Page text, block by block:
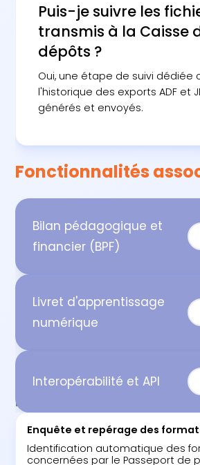
ETAPES
Enquête et repérage des
Identification automatique des
concernées par le Passeport de
Puis-je suivre les
transmis à la Caisse
dépôts ?
Oui, une étape de suivi dédiée
l'historique des exports ADF et
générés et envoyés.
Fonctionnalités
Bilan pédagogique et
financier (BPF)
Livret d'apprentissage
numérique
Interopérabilité et API